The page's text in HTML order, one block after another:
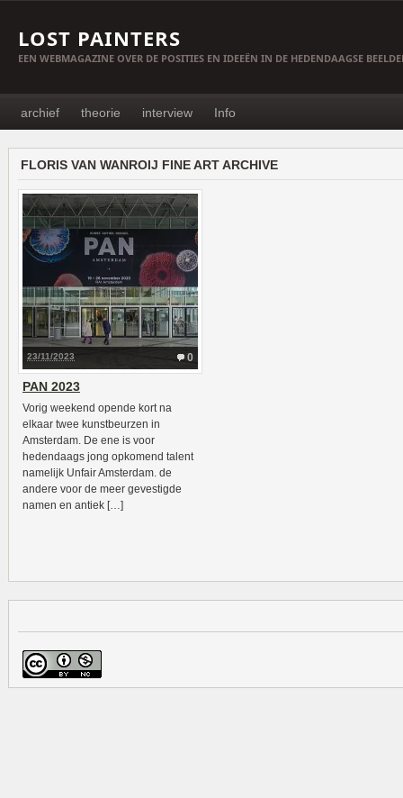
LOST PAINTERS
EEN WEBMAGAZINE OVER DE POSITIES EN IDEEËN IN DE HEDENDAAGSE
archief theorie interview Info
FLORIS VAN WANROIJ FINE ART ARCHIVE
0
23/11/2023
PAN 2023
Vorig weekend opende kort na
elkaar twee kunstbeurzen in
Amsterdam. De ene is voor
hedendaags jong opkomend talent
namelijk Unfair Amsterdam. de
andere voor de meer gevestigde
namen en antiek […]